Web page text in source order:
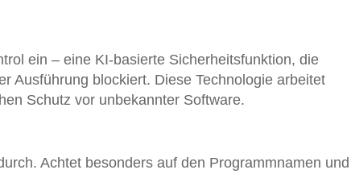
ein – eine KI-basierte Sicherheitsfunktion, die
Ausführung blockiert. Diese Technologie arbeitet
Schutz vor unbekannter Software.
Achtet besonders auf den Programmnamen und